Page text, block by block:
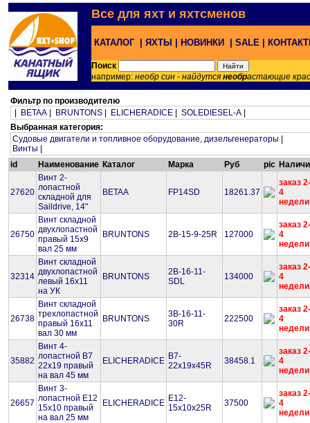
Все для яхт и яхтсменов
КАТАЛОГ | ЯХТЫ | НОВИНКИ | SALE |
Поиск
например: необр син - найдутся необрастающие
Фильтр по производителю
BETAA BRUNTONS ELICHERADICE SOLEDIESEL-A
Выбранная категория:
Судовые двигатели и топливное оборудование, дизельгенераторы
Винты
id
Наименование Каталог Марка Руб pic
27620
Винт 2-
лопастной
складной для
Saildrive, 14"
BETAA FP14SD 18261.37
заказ 2-
4
недели
26750
Винт складной
двухлопастной
правый 15х9
вал 25 мм
BRUNTONS 2B-15-9-25R 127000
заказ 2-
4
недели
32314
Винт складной
двухлопастной
левый 16х11
на УК
BRUNTONS
2B-16-11-
SDL
134000
заказ 2-
4
недели
26738
Винт складной
трехлопастной
правый 16х11
вал 30 мм
BRUNTONS
3B-16-11-
30R
222500
заказ 2-
4
недели
35882
Винт 4-
лопастной B7
22х19 правый
на вал 45 мм
ELICHERADICE B7-
22x19x45R
38458.1
заказ 2-
4
недели
26657
Винт 3-
лопастной Е12
15х10 правый
на вал 25 мм
ELICHERADICE E12-
15x10x25R
37500
заказ 2-
4
недели